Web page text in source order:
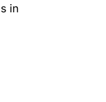
in